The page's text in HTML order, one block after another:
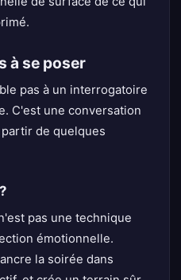
à se poser
pas à un interrogatoire
C'est une conversation
de quelques
pas une technique
émotionnelle.
la soirée dans